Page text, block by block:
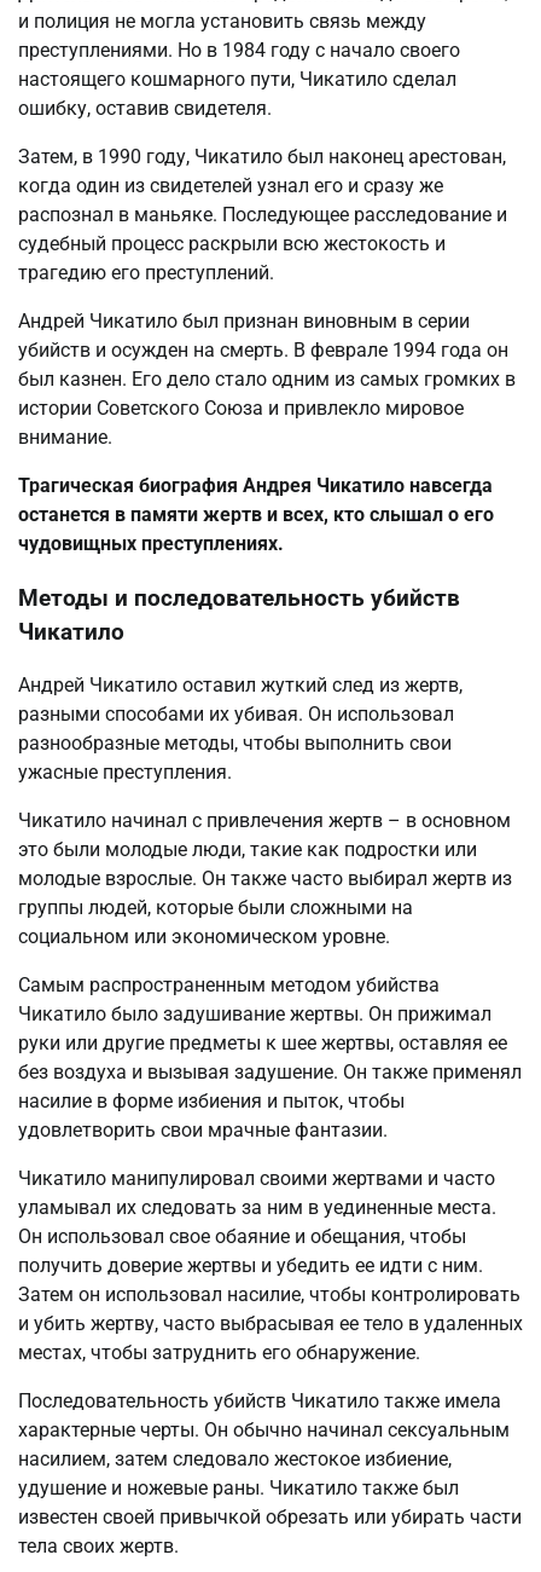
и полиция не могла установить связь между
преступлениями. Но в 1984 году с начало своего
настоящего кошмарного пути, Чикатило сделал
ошибку, оставив свидетеля.
Затем, в 1990 году, Чикатило был наконец арестован,
когда один из свидетелей узнал его и сразу же
распознал в маньяке. Последующее расследование и
судебный процесс раскрыли всю жестокость и
трагедию его преступлений.
Андрей Чикатило был признан виновным в серии
убийств и осужден на смерть. В феврале 1994 года он
был казнен. Его дело стало одним из самых громких в
истории Советского Союза и привлекло мировое
внимание.
Трагическая биография Андрея Чикатило навсегда
останется в памяти жертв и всех, кто слышал о его
чудовищных преступлениях.
Методы и последовательность убийств
Чикатило
Андрей Чикатило оставил жуткий след из жертв,
разными способами их убивая. Он использовал
разнообразные методы, чтобы выполнить свои
ужасные преступления.
Чикатило начинал с привлечения жертв – в основном
это были молодые люди, такие как подростки или
молодые взрослые. Он также часто выбирал жертв из
группы людей, которые были сложными на
социальном или экономическом уровне.
Самым распространенным методом убийства
Чикатило было задушивание жертвы. Он прижимал
руки или другие предметы к шее жертвы, оставляя ее
без воздуха и вызывая задушение. Он также применял
насилие в форме избиения и пыток, чтобы
удовлетворить свои мрачные фантазии.
Чикатило манипулировал своими жертвами и часто
уламывал их следовать за ним в уединенные места.
Он использовал свое обаяние и обещания, чтобы
получить доверие жертвы и убедить ее идти с ним.
Затем он использовал насилие, чтобы контролировать
и убить жертву, часто выбрасывая ее тело в удаленных
местах, чтобы затруднить его обнаружение.
Последовательность убийств Чикатило также имела
характерные черты. Он обычно начинал сексуальным
насилием, затем следовало жестокое избиение,
удушение и ножевые раны. Чикатило также был
известен своей привычкой обрезать или убирать части
тела своих жертв.